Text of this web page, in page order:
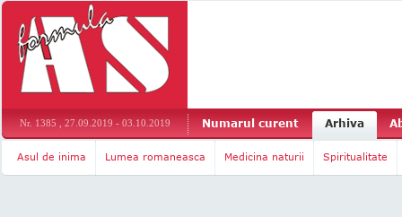
Nr. 1385 , 27.09.2019 - 03.10.2019 Numarul curent Arhiva
Asul de inima Lumea romaneasca Medicina naturii Spiritualitate